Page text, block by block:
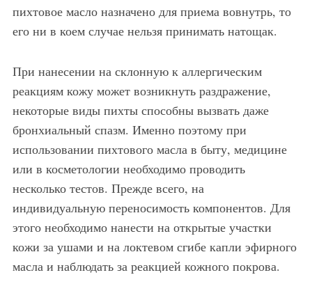
пихтовое масло назначено для приема вовнутрь, то
его ни в коем случае нельзя принимать натощак.
При нанесении на склонную к аллергическим
реакциям кожу может возникнуть раздражение,
некоторые виды пихты способны вызвать даже
бронхиальный спазм. Именно поэтому при
использовании пихтового масла в быту, медицине
или в косметологии необходимо проводить
несколько тестов. Прежде всего, на
индивидуальную переносимость компонентов. Для
этого необходимо нанести на открытые участки
кожи за ушами и на локтевом сгибе капли эфирного
масла и наблюдать за реакцией кожного покрова.